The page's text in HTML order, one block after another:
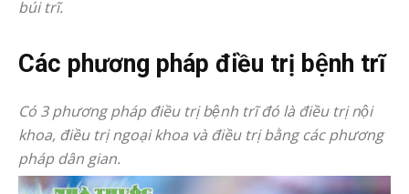
búi trĩ.
Các phương pháp điều trị bệnh trĩ
Có 3 phương pháp điều trị bệnh trĩ đó là điều trị nội
khoa, điều trị ngoại khoa và điều trị bằng các phương
pháp dân gian.